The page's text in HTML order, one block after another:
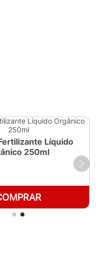
Líquido
250ml